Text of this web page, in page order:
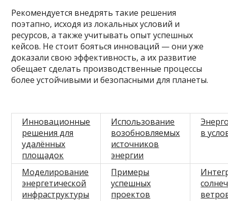
Рекомендуется внедрять такие решения
поэтапно, исходя из локальных условий и
ресурсов, а также учитывать опыт успешных
кейсов. Не стоит бояться инноваций — они уже
доказали свою эффективность, а их развитие
обещает сделать производственные процессы
более устойчивыми и безопасными для планеты.
Инновационные
решения для
удалённых
площадок
Использование
возобновляемых
источников
энергии
в
Моделирование
энергетической
инфраструктуры
Примеры
успешных
проектов